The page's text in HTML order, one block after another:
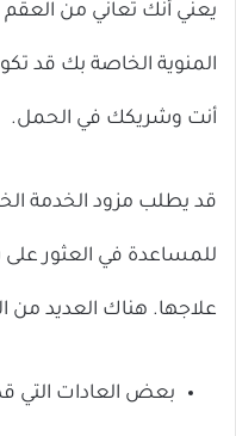
يعني أنك تعاني من العقم
المنوية الخاصة بك قد
أنت وشريكك في الحمل.
قد يطلب مزود الخدمة
للمساعدة في العثور
علاجها. هناك العديد من
بعض العادات التي